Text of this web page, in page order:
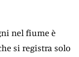
nel fiume è
si registra solo